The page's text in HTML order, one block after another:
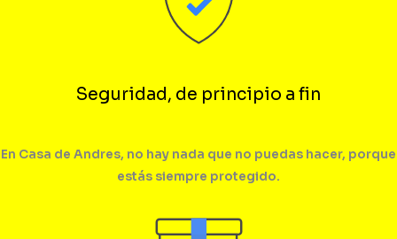
Seguridad, de principio a fin
En Casa de Andres, no hay nada que no puedas hacer, porque
estás siempre protegido.